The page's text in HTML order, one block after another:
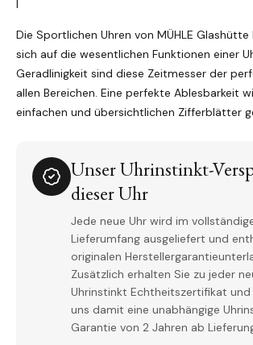
I
Die Sportlichen Uhren von MÜHLE
sich auf die wesentlichen Funktionen einer
Geradlinigkeit sind diese Zeitmesser der
allen Bereichen. Eine perfekte Ablesbarkeit
einfachen und übersichtlichen Zifferblätter
Unser Uhrinstinkt-
dieser Uhr
Jede neue Uhr wird im
Lieferumfang ausgeliefert und
originalen
Zusätzlich erhalten Sie zu jeder
Uhrinstinkt Echtheitszertifikat
uns damit eine unabhängige
Garantie von 2 Jahren ab